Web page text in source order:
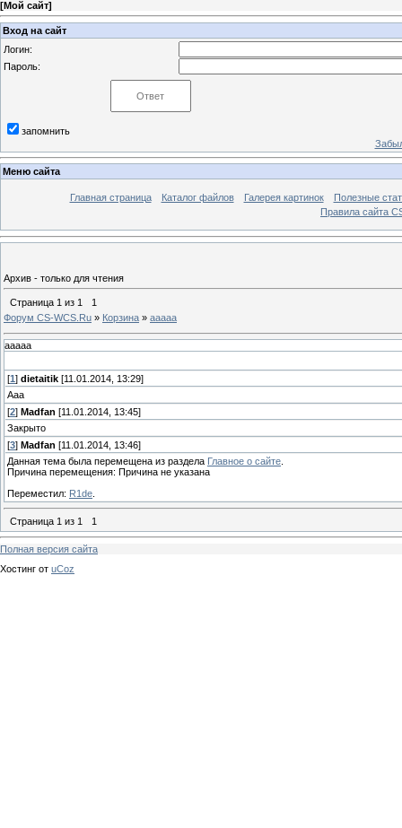
[Мой сайт]
Вход на сайт
Логин:
Пароль:
запомнить
Меню сайта
Главная страница Каталог файлов Галерея картинок
Полезные
Правила сайта
Архив - только для чтения
Страница 1 из 1
1
Форум CS-WCS.Ru » Корзина » ааааа
ааааа
[1 ] dietaitik [11.01.2014, 13:29]
Ааа
[2] Madfan [11.01.2014, 13:45]
Закрыто
[3] Madfan [11.01.2014, 13:46]
Данная тема была перемещена из раздела Главное о сайте
Причина перемещения: Причина не указана
Переместил: R1de
Страница 1 из 1 1
Полная версия сайта
Хостинг от uCoz